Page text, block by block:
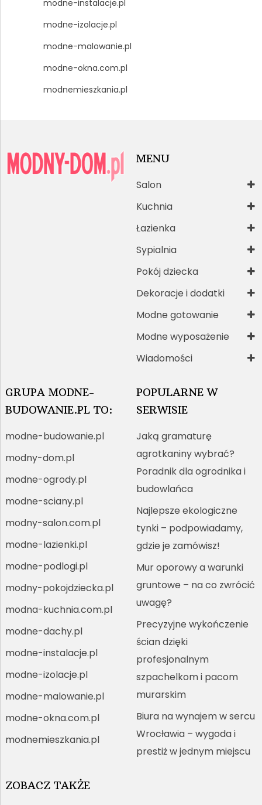
modne-instalacje.pl
modne-izolacje.pl
modne-malowanie.pl
modne-okna.com.pl
modnemieszkania.pl
MENU
Salon
Kuchnia
Łazienka
Sypialnia
Pokój dziecka
Dekoracje i dodatki
Modne gotowanie
Modne wyposażenie
Wiadomości
GRUPA MODNE-
BUDOWANIE.PL TO:
modne-budowanie.pl
modny-dom.pl
modne-ogrody.pl
modne-sciany.pl
modny-salon.com.pl
modne-lazienki.pl
modne-podlogi.pl
modny-pokojdziecka.pl
modna-kuchnia.com.pl
modne-dachy.pl
modne-instalacje.pl
modne-izolacje.pl
modne-malowanie.pl
modne-okna.com.pl
modnemieszkania.pl
POPULARNE W
SERWISIE
Jaką gramaturę
agrotkaniny wybrać?
Poradnik dla ogrodnika i
budowlańca
Najlepsze ekologiczne
tynki – podpowiadamy,
gdzie je zamówisz!
Mur oporowy a warunki
gruntowe – na co zwrócić
uwagę?
Precyzyjne wykończenie
ścian dzięki
profesjonalnym
szpachelkom i pacom
murarskim
Biura na wynajem w sercu
Wrocławia – wygoda i
prestiż w jednym miejscu
ZOBACZ TAKŻE